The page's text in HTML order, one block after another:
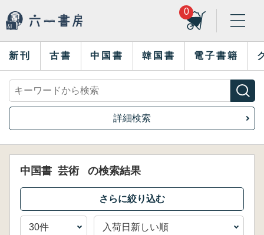
0
新刊 古書 中国書 韓国書 電子書籍
詳細検索
中国書 芸術 の検索結果